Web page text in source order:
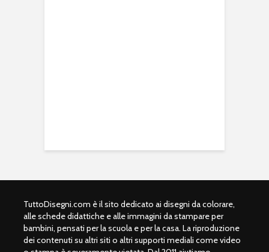
TuttoDisegni.com è il sito dedicato ai disegni da colorare,
alle schede didattiche e alle immagini da stampare per
bambini, pensati per la scuola e per la casa. La riproduzione
dei contenuti su altri siti o altri supporti mediali come video